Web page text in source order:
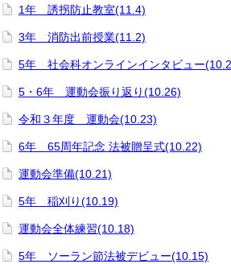
1年 誘拐防止教室(11.4)
3年 消防出前授業(11.2)
5年 社会科オンラインインタビュー
5・6年 運動会振り返り(10.26)
令和３年度 運動会(10.23)
6年 65周年記念 法被贈呈式(10.22)
運動会準備(10.21)
5年 稲刈り(10.19)
運動会全体練習(10.18)
5年 ソーラン節法被デビュー(10.15)